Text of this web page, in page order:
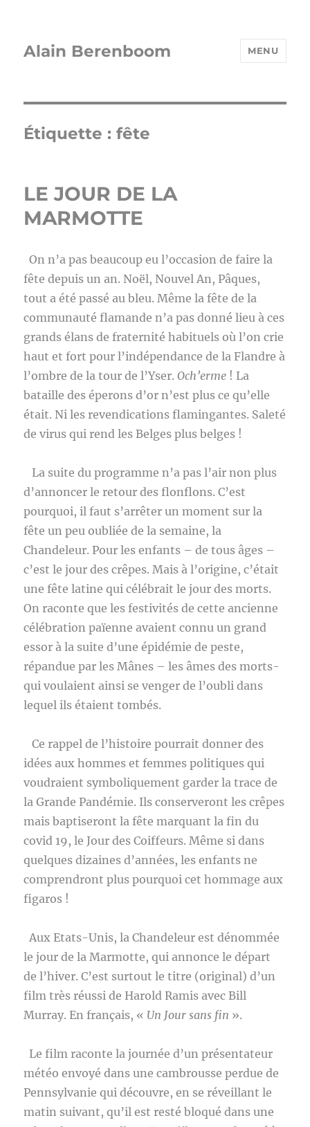
Alain Berenboom MENU
Étiquette :fête
LE JOUR DE LA
MARMOTTE
On n’a pas beaucoup eu l’occasion de faire la
fête depuis un an. Noël, Nouvel An, Pâques,
tout a été passé au bleu. Même la fête de la
communauté flamande n’a pas donné lieu à ces
grands élans de fraternité habituels où l’on crie
haut et fort pour l’indépendance de la Flandre à
l’ombre de la tour de l’Yser.Och’erme ! La
bataille des éperons d’or n’est plus ce qu’elle
était. Ni les revendications flamingantes. Saleté
de virus qui rend les Belges plus belges !
La suite du programme n’a pas l’air non plus
d’annoncer le retour des flonflons. C’est
pourquoi, il faut s’arrêter un moment sur la
fête un peu oubliée de la semaine, la
Chandeleur. Pour les enfants – de tous âges –
c’est le jour des crêpes. Mais à l’origine, c’était
une fête latine qui célébrait le jour des morts.
On raconte que les festivités de cette ancienne
célébration païenne avaient connu un grand
essor à la suite d’une épidémie de peste,
répandue par les Mânes – les âmes des morts-
qui voulaient ainsi se venger de l’oubli dans
lequel ils étaient tombés.
Ce rappel de l’histoire pourrait donner des
idées aux hommes et femmes politiques qui
voudraient symboliquement garder la trace de
la Grande Pandémie. Ils conserveront les crêpes
mais baptiseront la fête marquant la fin du
covid 19, le Jour des Coiffeurs. Même si dans
quelques dizaines d’années, les enfants ne
comprendront plus pourquoi cet hommage aux
figaros !
Aux Etats-Unis, la Chandeleur est dénommée
le jour de la Marmotte, qui annonce le départ
de l’hiver. C’est surtout le titre (original) d’un
film très réussi de Harold Ramis avec Bill
Murray. En français, « Un Jour sans fin ».
Le film raconte la journée d’un présentateur
météo envoyé dans une cambrousse perdue de
Pennsylvanie qui découvre, en se réveillant le
matin suivant, qu’il est resté bloqué dans une